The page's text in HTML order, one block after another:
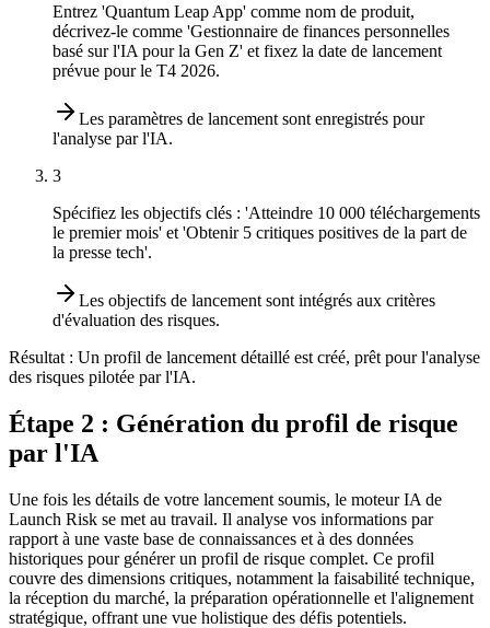
Entrez 'Quantum Leap App' comme nom de produit,
décrivez-le comme 'Gestionnaire de finances personnelles
basé sur l'IA pour la Gen Z' et fixez la date de lancement
prévue pour le T4 2026.
Les paramètres de lancement sont enregistrés pour
l'analyse par l'IA.
3
Spécifiez les objectifs clés : 'Atteindre 10 000 téléchargements
le premier mois' et 'Obtenir 5 critiques positives de la part de
la presse tech'.
Les objectifs de lancement sont intégrés aux critères
d'évaluation des risques.
Résultat : Un profil de lancement détaillé est créé, prêt pour l'analyse
des risques pilotée par l'IA.
Étape 2 : Génération du profil de risque
par l'IA
Une fois les détails de votre lancement soumis, le moteur IA de
Launch Risk se met au travail. Il analyse vos informations par
rapport à une vaste base de connaissances et à des données
historiques pour générer un profil de risque complet. Ce profil
couvre des dimensions critiques, notamment la faisabilité technique,
la réception du marché, la préparation opérationnelle et l'alignement
stratégique, offrant une vue holistique des défis potentiels.